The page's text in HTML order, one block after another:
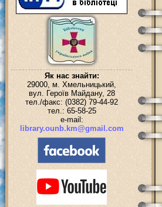
Як нас знайти:
29000, м. Хмельницький,
вул. Героїв Майдану, 28
тел./факс: (0382) 79-44-92
тел.: 65-58-25
e-mail:
library.ounb.km@gmail.com